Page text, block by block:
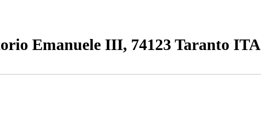
Emanuele III, 74123 Taranto ITA